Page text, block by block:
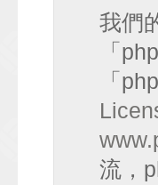
我們
「
「
流，